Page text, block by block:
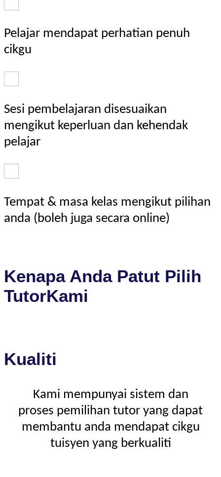
Pelajar mendapat perhatian penuh
cikgu
Sesi pembelajaran disesuaikan
mengikut keperluan dan kehendak
pelajar
Tempat & masa kelas mengikut pilihan
anda (boleh juga secara online)
Kenapa Anda Patut Pilih
TutorKami
Kualiti
Kami mempunyai sistem dan
proses pemilihan tutor yang dapat
membantu anda mendapat cikgu
tuisyen yang berkualiti